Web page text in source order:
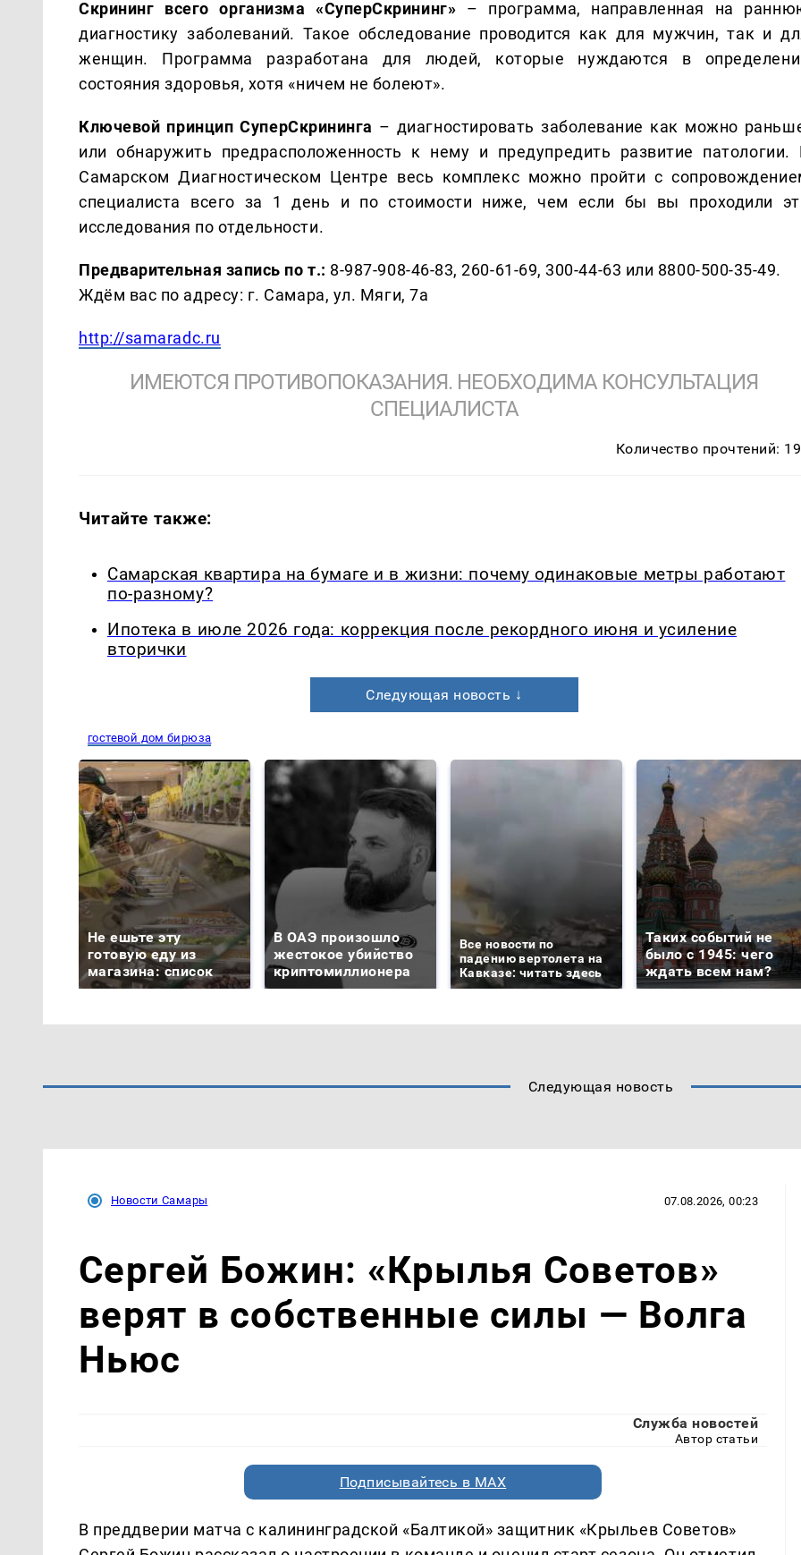
Скрининг всего организма «СуперСкрининг» – программа, направленная на
диагностику заболеваний. Такое обследование проводится как для мужчин, так и
женщин. Программа разработана для людей, которые нуждаются в
состояния здоровья, хотя «ничем не болеют».
Ключевой принцип СуперСкрининга – диагностировать заболевание как можно
или обнаружить предрасположенность к нему и предупредить развитие патологии.
Самарском Диагностическом Центре весь комплекс можно пройти с
специалиста всего за 1 день и по стоимости ниже, чем если бы вы проходили
исследования по отдельности.
Предварительная запись по т.: 8-987-908-46-83, 260-61-69, 300-44-63 или 8800-500-35-49.
Ждём вас по адресу: г. Самара, ул. Мяги, 7а
http://samaradc.ru
ИМЕЮТСЯ ПРОТИВОПОКАЗАНИЯ. НЕОБХОДИМА КОНСУЛЬТАЦИЯ
СПЕЦИАЛИСТА
Количество прочтений:
Читайте также:
Самарская квартира на бумаге и в жизни: почему одинаковые метры работают
по-разному?
Ипотека в июле 2026 года: коррекция после рекордного июня и усиление
вторички
Следующая новость ↓
гостевой дом бирюза
Не ешьте эту
готовую еду из
магазина: список
В ОАЭ произошло
жестокое убийство
криптомиллионера
Все новости по
падению вертолета на
Кавказе: читать здесь
Таких событий не
было с 1945: чего
ждать всем нам?
Следующая новость
Новости Самары 07.08.2026, 00:23
Сергей Божин: «Крылья Советов»
верят в собственные силы — Волга
Ньюс
Служба новостей
Автор статьи
Подписывайтесь в MAX
В преддверии матча с калининградской «Балтикой» защитник «Крыльев Советов»